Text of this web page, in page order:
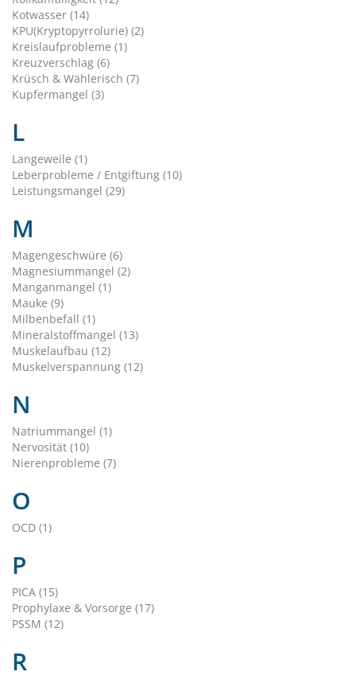
Kotwasser (14)
KPU(Kryptopyrrolurie) (2)
Kreislaufprobleme (1)
Kreuzverschlag (6)
Krüsch & Wählerisch (7)
Kupfermangel (3)
L
Langeweile (1)
Leberprobleme / Entgiftung (10)
Leistungsmangel (29)
M
Magengeschwüre (6)
Magnesiummangel (2)
Manganmangel (1)
Mauke (9)
Milbenbefall (1)
Mineralstoffmangel (13)
Muskelaufbau (12)
Muskelverspannung (12)
N
Natriummangel (1)
Nervosität (10)
Nierenprobleme (7)
O
OCD (1)
P
PICA (15)
Prophylaxe & Vorsorge (17)
PSSM (12)
R